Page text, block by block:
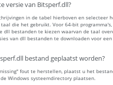
versie van Bitsperf.dll?
in de tabel hierboven en selecteer
die het gebruikt. Voor 64-bit
dll bestanden te kiezen waarvan de taal
van dll bestanden te downloaden voor
bestand geplaatst worden?
fout te herstellen, plaatst u het
Windows systeemdirectory plaatsen.